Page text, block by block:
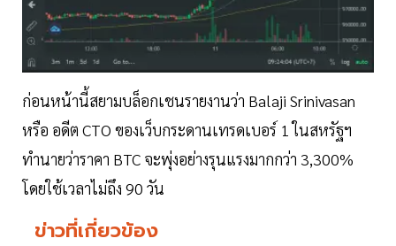
ก่อนหน้านี้สยามบล็อกเชนรายงานว่า Balaji Srinivasan
หรือ อดีต CTO ของเว็บกระดานเทรดเบอร์ 1 ในสหรัฐฯ
ทำนายว่าราคา BTC จะพุ่งอย่างรุนแรงมากกว่า 3,300%
โดยใช้เวลาไม่ถึง 90 วัน
ข่าวที่เกี่ยวข้อง